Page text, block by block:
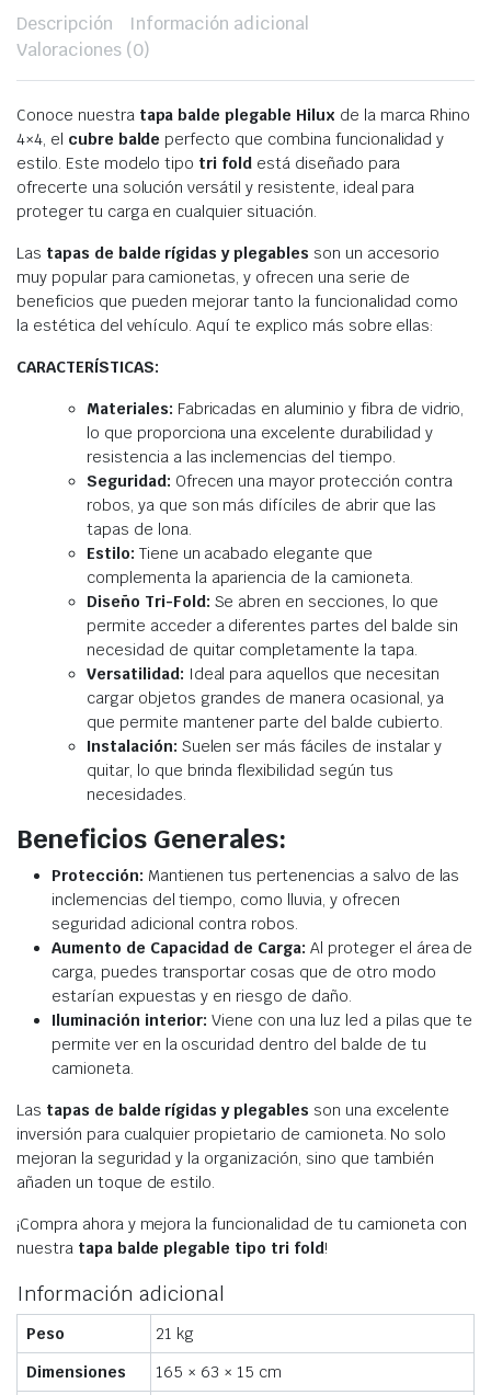
Descripción
Información adicional
Valoraciones (0)
Conoce nuestra tapa balde plegable Hilux de la marca Rhino
4×4, el cubre balde perfecto que combina funcionalidad y
estilo. Este modelo tipo tri fold está diseñado para
ofrecerte una solución versátil y resistente, ideal para
proteger tu carga en cualquier situación.
Las tapas de balde rígidas y plegables son un accesorio
muy popular para camionetas, y ofrecen una serie de
beneficios que pueden mejorar tanto la funcionalidad como
la estética del vehículo. Aquí te explico más sobre ellas:
CARACTERÍSTICAS:
Materiales: Fabricadas en aluminio y fibra de vidrio,
lo que proporciona una excelente durabilidad y
resistencia a las inclemencias del tiempo.
Seguridad: Ofrecen una mayor protección contra
robos, ya que son más difíciles de abrir que las
tapas de lona.
Estilo: Tiene un acabado elegante que
complementa la apariencia de la camioneta.
Diseño Tri-Fold: Se abren en secciones, lo que
permite acceder a diferentes partes del balde sin
necesidad de quitar completamente la tapa.
Versatilidad: Ideal para aquellos que necesitan
cargar objetos grandes de manera ocasional, ya
que permite mantener parte del balde cubierto.
Instalación: Suelen ser más fáciles de instalar y
quitar, lo que brinda flexibilidad según tus
necesidades.
Beneficios Generales:
Protección: Mantienen tus pertenencias a salvo de las
inclemencias del tiempo, como lluvia, y ofrecen
seguridad adicional contra robos.
Aumento de Capacidad de Carga: Al proteger el área de
carga, puedes transportar cosas que de otro modo
estarían expuestas y en riesgo de daño.
Iluminación interior:Viene con una luz led a pilas que te
permite ver en la oscuridad dentro del balde de tu
camioneta.
Las tapas de balde rígidas y plegables son una excelente
inversión para cualquier propietario de camioneta. No solo
mejoran la seguridad y la organización, sino que también
añaden un toque de estilo.
¡Compra ahora y mejora la funcionalidad de tu camioneta con
nuestra tapa balde plegable tipo tri fold!
Información adicional
Peso
21 kg
Dimensiones
165 × 63 × 15 cm